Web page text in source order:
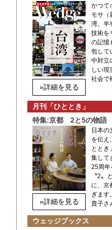
»詳細を見る
かつて
モサ（
湾。半
技術を
の記憶
包して
中対立
しい現
社会で
月刊「ひととき」
特集:京都 2と5の物語
»詳細を見る
日本の
を伝え
ととき
集して
25周年
〝2〟
に、京
ぎます
貴子さ
ウェッジブックス